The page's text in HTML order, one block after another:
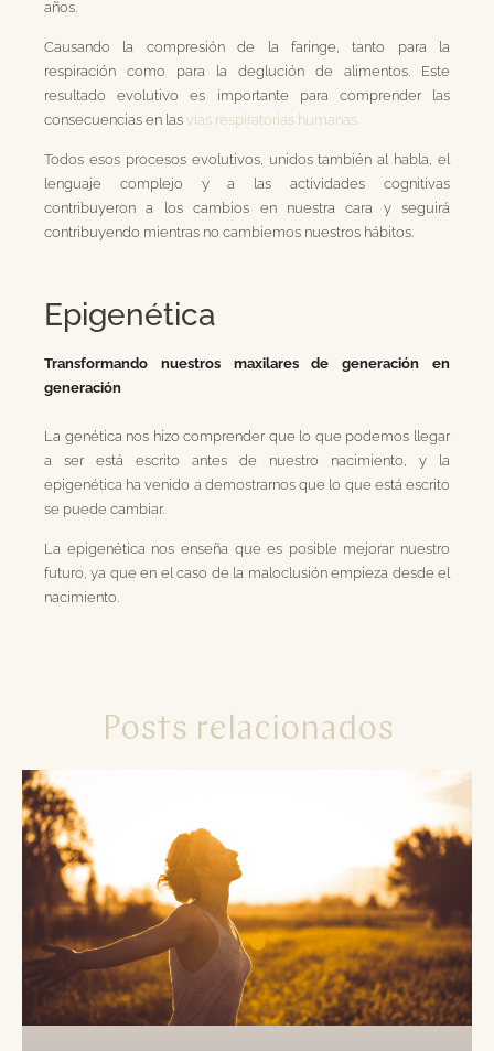
años.
Causando la compresión de la faringe, tanto para la
respiración como para la deglución de alimentos. Este
resultado evolutivo es importante para comprender las
consecuencias en lasvías respiratorias humanas.
Todos esos procesos evolutivos, unidos también al habla, el
lenguaje complejo y a las actividades cognitivas
contribuyeron a los cambios en nuestra cara y seguirá
contribuyendo mientras no cambiemos nuestros hábitos.
Epigenética
Transformando nuestros maxilares de generación en
generación
La genética nos hizo comprender que lo que podemos llegar
a ser está escrito antes de nuestro nacimiento, y la
epigenética ha venido a demostrarnos que lo que está escrito
se puede cambiar.
La epigenética nos enseña que es posible mejorar nuestro
futuro, ya que en el caso de la maloclusión empieza desde el
nacimiento.
Posts relacionados